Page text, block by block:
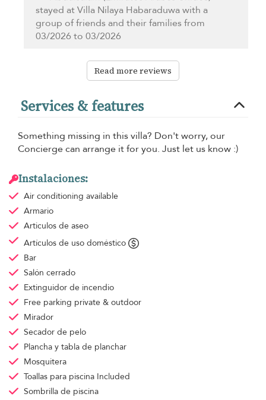
stayed at Villa Nilaya Habaraduwa with a
group of friends and their families from
03/2026 to 03/2026
Read more reviews
Services & features
Something missing in this villa? Don't worry, our
Concierge can arrange it for you. Just let us know :)
Instalaciones:
Air conditioning available
Armario
Articulos de aseo
Artículos de uso doméstico
Bar
Salón cerrado
Extinguidor de incendio
Free parking private & outdoor
Mirador
Secador de pelo
Plancha y tabla de planchar
Mosquitera
Toallas para piscina Included
Sombrilla de piscina